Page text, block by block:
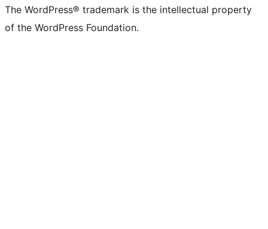
The WordPress® trademark is the intellectual property
of the WordPress Foundation.